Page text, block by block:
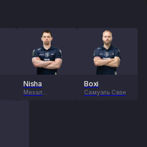
Nisha
Михал
Boxi
Самуэль Сван